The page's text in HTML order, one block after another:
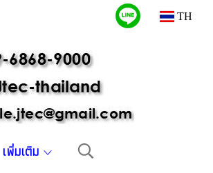
TH
เพิ่มเติม